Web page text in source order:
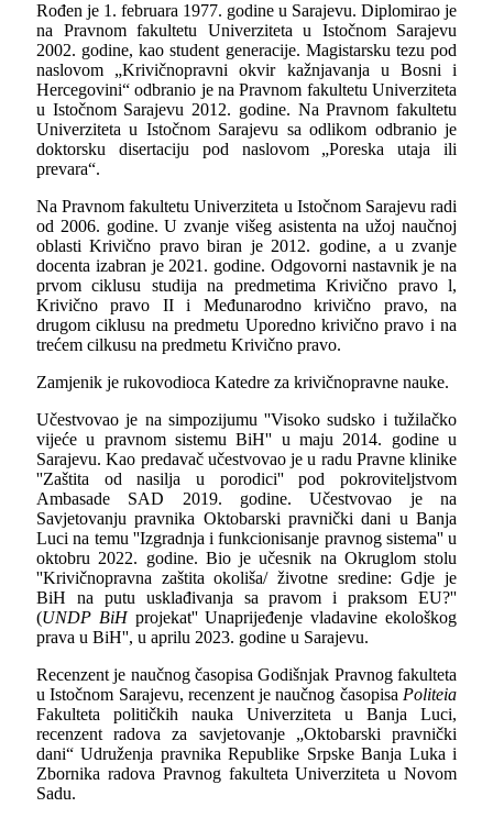
Rođen je 1. februara 1977. godine u Sarajevu. Diplomirao je
na Pravnom fakultetu Univerziteta u Istočnom Sarajevu
2002. godine, kao student generacije. Magistarsku tezu pod
naslovom „Krivičnopravni okvir kažnjavanja u Bosni i
Hercegovini“ odbranio je na Pravnom fakultetu Univerziteta
u Istočnom Sarajevu 2012. godine. Na Pravnom fakultetu
Univerziteta u Istočnom Sarajevu sa odlikom odbranio je
doktorsku disertaciju pod naslovom „Poreska utaja ili
prevara“.
Na Pravnom fakultetu Univerziteta u Istočnom Sarajevu radi
od 2006. godine. U zvanje višeg asistenta na užoj naučnoj
oblasti Krivično pravo biran je 2012. godine, a u zvanje
docenta izabran je 2021. godine. Odgovorni nastavnik je na
prvom ciklusu studija na predmetima Krivično pravo l,
Krivično pravo II i Međunarodno krivično pravo, na
drugom ciklusu na predmetu Uporedno krivično pravo i na
trećem cilkusu na predmetu Krivično pravo.
Zamjenik je rukovodioca Katedre za krivičnopravne nauke.
Učestvovao je na simpozijumu ''Visoko sudsko i tužilačko
vijeće u pravnom sistemu BiH'' u maju 2014. godine u
Sarajevu. Kao predavač učestvovao je u radu Pravne klinike
''Zaštita od nasilja u porodici'' pod pokroviteljstvom
Ambasade SAD 2019. godine. Učestvovao je na
Savjetovanju pravnika Oktobarski pravnički dani u Banja
Luci na temu ''Izgradnja i funkcionisanje pravnog sistema'' u
oktobru 2022. godine. Bio je učesnik na Okruglom stolu
''Krivičnopravna zaštita okoliša/ životne sredine: Gdje je
BiH na putu usklađivanja sa pravom i praksom EU?''
(UNDP BiHprojekat'' Unaprijeđenje vladavine ekološkog
prava u BiH'', u aprilu 2023. godine u Sarajevu.
Recenzent je naučnog časopisa Godišnjak Pravnog fakulteta
u Istočnom Sarajevu, recenzent je naučnog časopisa Politeia
Fakulteta političkih nauka Univerziteta u Banja Luci,
recenzent radova za savjetovanje „Oktobarski pravnički
dani“ Udruženja pravnika Republike Srpske Banja Luka i
Zbornika radova Pravnog fakulteta Univerziteta u Novom
Sadu.